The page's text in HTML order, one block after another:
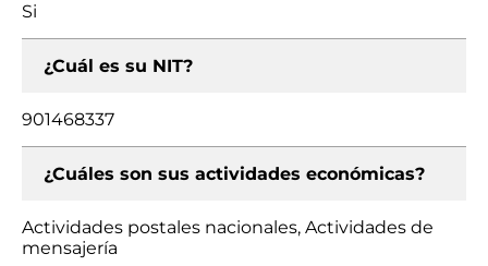
Si
¿Cuál es su NIT?
901468337
¿Cuáles son sus actividades económicas?
Actividades postales nacionales, Actividades de
mensajería